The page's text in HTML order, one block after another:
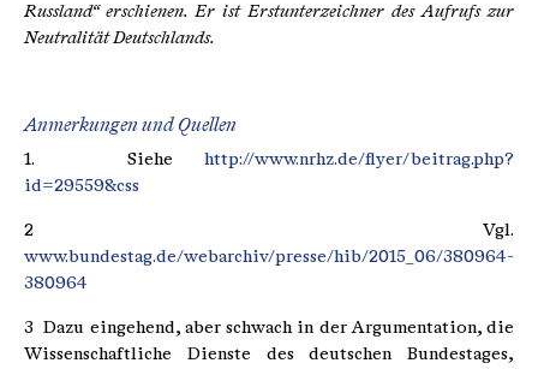
Russland“ erschienen. Er ist Erstunterzeichner des Aufrufs zur
Neutralität Deutschlands.
Anmerkungen und Quellen
1. Siehe http://www.nrhz.de/flyer/beitrag.php?
id=29559&css
2 Vgl.
www.bundestag.de/webarchiv/presse/hib/2015_06/380964-
380964
3 Dazu eingehend, aber schwach in der Argumentation, die
Wissenschaftliche Dienste des deutschen Bundestages,